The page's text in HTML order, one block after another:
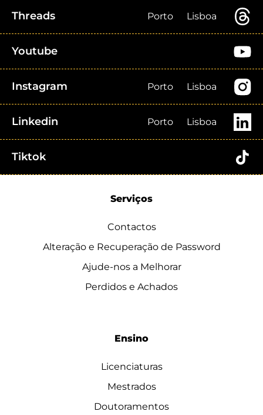
Threads Porto Lisboa
Youtube
Instagram Porto Lisboa
Linkedin Porto Lisboa
Tiktok
Serviços
Contactos
Alteração e Recuperação de Password
Ajude-nos a Melhorar
Perdidos e Achados
Ensino
Licenciaturas
Mestrados
Doutoramentos